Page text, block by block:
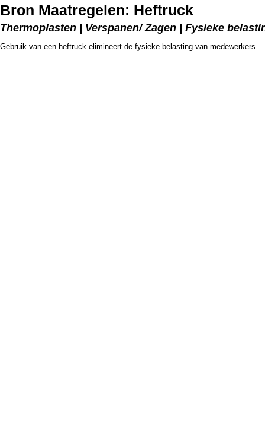
Bron Maatregelen: Heftruck
Thermoplasten | Verspanen/ Zagen | Fysieke
Gebruik van een heftruck elimineert de fysieke belasting van medewerkers.